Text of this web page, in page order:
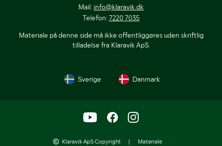
Mail: info@klaravik.dk
Telefon: 7220 7035
Materiale på denne side må ikke offentliggøres uden skriftlig
tilladelse fra Klaravik ApS.
Sverige Danmark
Klaravik ApS Copyright | Materiale